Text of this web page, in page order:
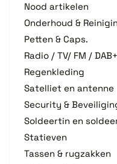
Nood artikelen
Onderhoud &
Petten & Caps.
Radio / TV/ FM /
Regenkleding
Satelliet en antenne
Security &
Soldeertin en
Statieven
Tassen & rugzakken